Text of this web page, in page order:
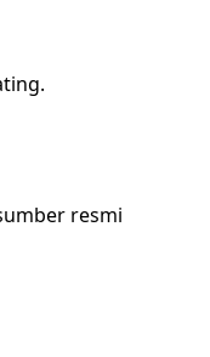
resmi